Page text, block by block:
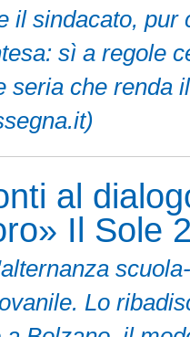
il sindacato,
sì a regole
seria che renda
al
Il Sole
Lo